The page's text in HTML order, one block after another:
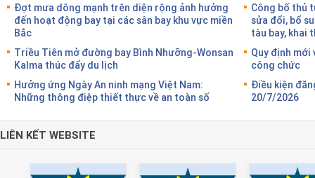
Đợt mưa dông mạnh trên diện rộng ảnh hưởng
đến hoạt động bay tại các sân bay khu vực miền
Bắc
Triều Tiên mở đường bay Bình Nhưỡng-Wonsan
Kalma thúc đẩy du lịch
Hưởng ứng Ngày An ninh mạng Việt Nam:
Những thông điệp thiết thực về an toàn số
Công bố thủ
sửa đổi, bổ
tàu bay, khai
Quy định mới
công chức
Điều kiện
20/7/2026
LIÊN KẾT WEBSITE